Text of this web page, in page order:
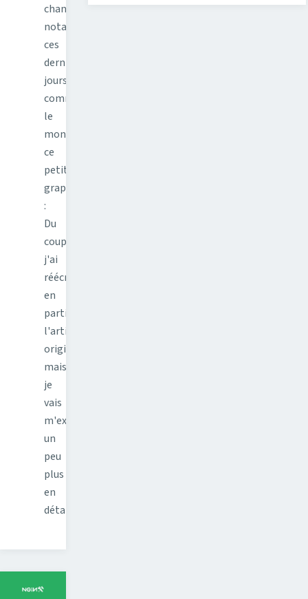
changements,
notamment
ces
derniers
jours
comme
le
montre
ce
petit
graphique
:
Du
coup,
j'ai
réécris
en
partie
l'article
original,
mais
je
vais
m'expliquer
un
peu
plus
en
détail…